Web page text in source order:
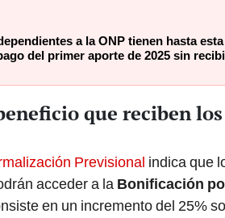
a la ONP tienen hasta
del primer aporte de 2025 sin
que reciben
Previsional indica que
acceder a la Bonificación
en un incremento del 25%